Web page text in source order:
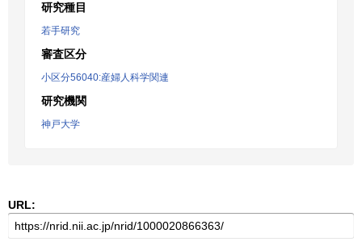
研究種目
若手研究
審査区分
小区分56040:産婦人科学関連
研究機関
神戸大学
URL: